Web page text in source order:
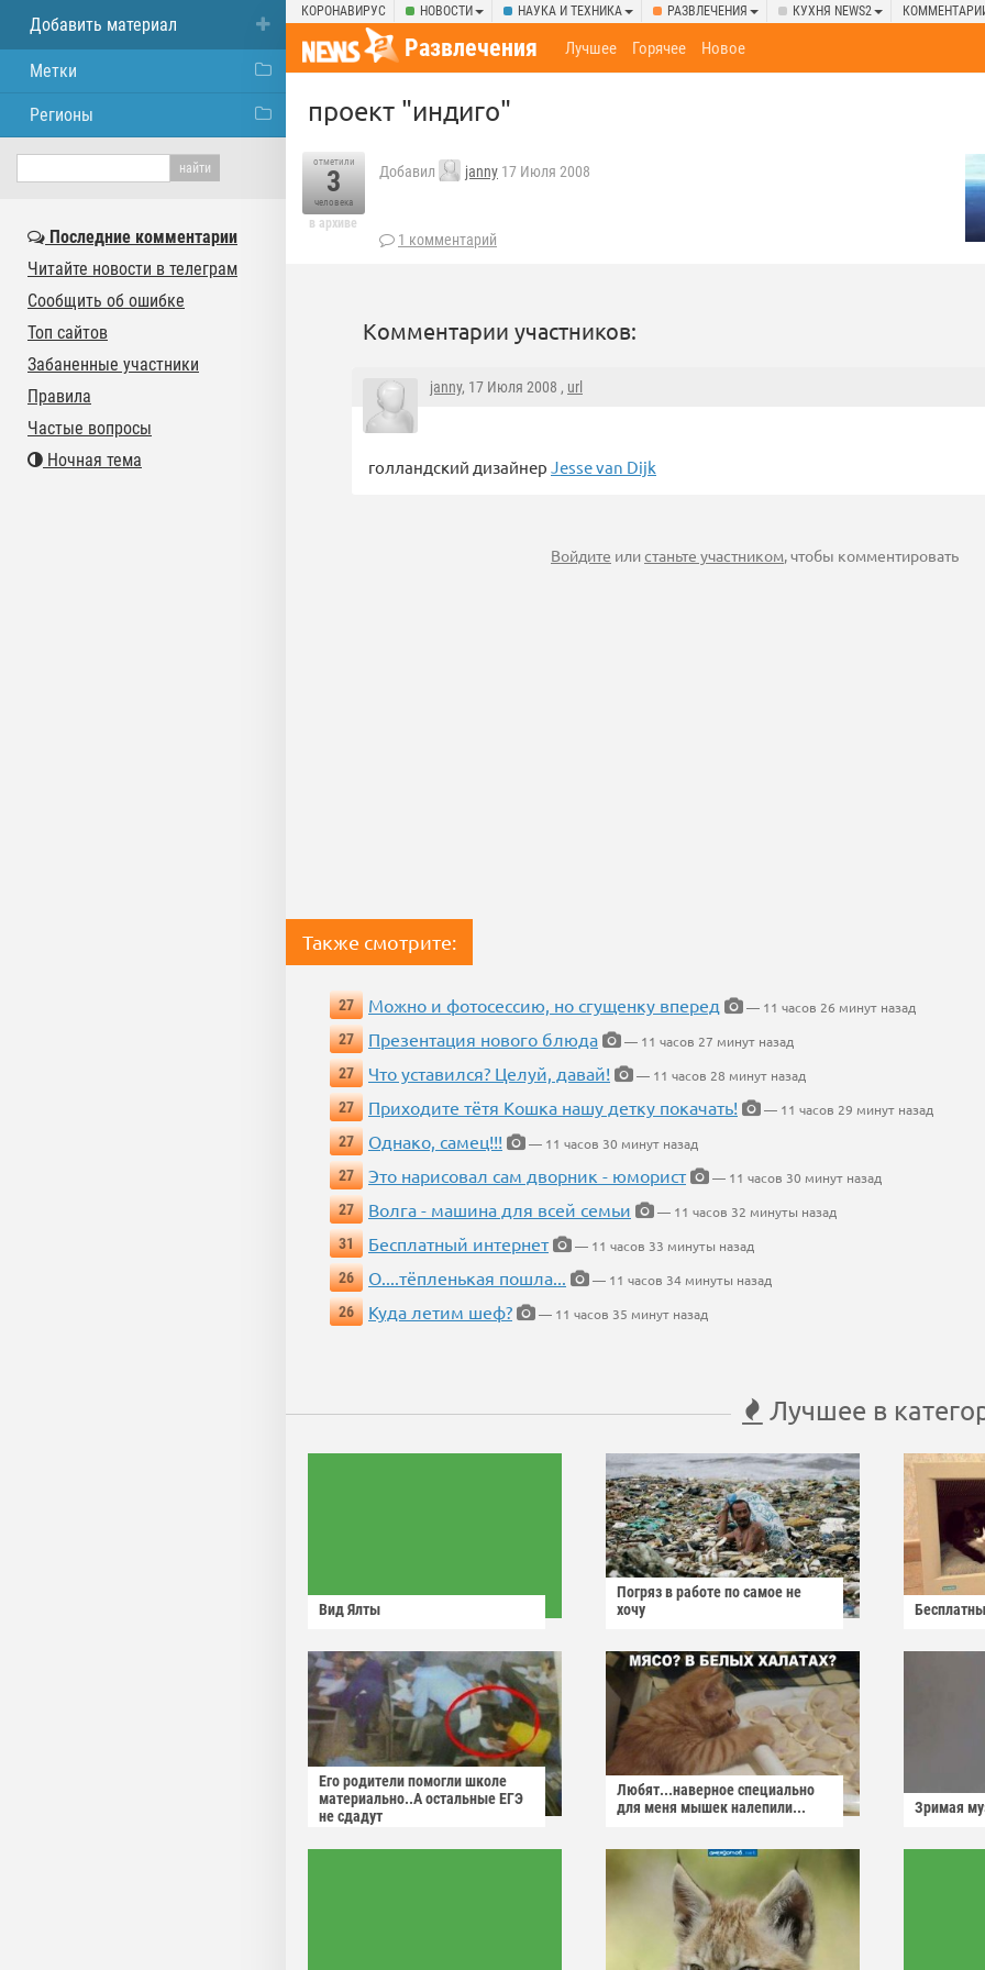
КОРОНАВИРУС НОВОСТИ НАУКА И ТЕХНИКА РАЗВЛЕЧЕНИЯ КУХНЯ NEWS2
Развлечения Лучшее Горячее Новое
проект "индиго"
отметили
3
человека
в архиве
Добавил janny 17 Июля 2008
1 комментарий
Комментарии участников:
janny, 17 Июля 2008 , url
голландский дизайнер Jesse van Dijk
Войдите илистаньте участником, чтобы комментировать
Также смотрите:
27 Можно и фотосессию, но сгущенку вперед
— 11 часов 26 минут назад
27
Презентация нового блюда
— 11 часов 27 минут назад
27
Что уставился? Целуй, давай!
— 11 часов 28 минут назад
27
Приходите тётя Кошка нашу детку покачать!
— 11 часов 29 минут назад
27
Однако, самец!!!
— 11 часов 30 минут назад
27
Это нарисовал сам дворник - юморист
— 11 часов 30 минут назад
27
Волга - машина для всей семьи
— 11 часов 32 минуты назад
31
Бесплатный интернет
— 11 часов 33 минуты назад
26
О....тёпленькая пошла...
— 11 часов 34 минуты назад
26
Куда летим шеф? — 11 часов 35 минут назад
Лучшее в
Вид Ялты
Погряз в работе по самое не
хочу
Его родители помогли школе
материально..А остальные ЕГЭ
не сдадут
Любят...наверное специально
для меня мышек налепили...
Зримая
Добавить материал
Метки
Регионы
Последние комментарии
Читайте новости в телеграм
Сообщить об ошибке
Топ сайтов
Забаненные участники
Правила
Частые вопросы
Ночная тема